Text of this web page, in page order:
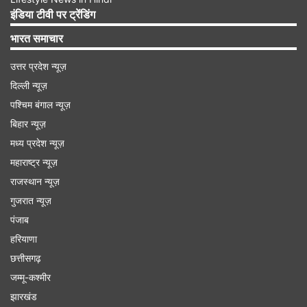
से दुनिया का सबसे बड़ा बैंक बन जाता है। लेकिन इनमें से
केवल 7.4 करोड़ खाते (करीब 14%) ही योनो से जुड़े हैं। यह
एक विरोधाभास है कि मुनाफे का बड़ा हिस्सा इसी छोटे
डिजिटल वर्ग से आता है, जबकि शेष 37 करोड़ खाते कम
मुनाफा और ज्यादा लागत वाले सेगमेंट का प्रतिनिधित्व करते
हैं।
इंडिया टीवी पर ट्रेंडिंग
भारत समाचार
उत्तर प्रदेश न्यूज़
दिल्ली न्यूज़
पश्चिम बंगाल न्यूज़
बिहार न्यूज़
मध्य प्रदेश न्यूज़
महाराष्ट्र न्यूज़
राजस्थान न्यूज़
गुजरात न्यूज़
पंजाब
हरियाणा
छत्तीसगढ़
जम्मू-कश्मीर
झारखंड